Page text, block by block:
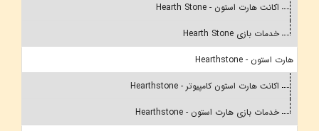
اکانت هارت استون - Hearth Stone
خدمات بازی Hearth Stone
هارت استون - Hearthstone
اکانت هارت استون کامپیوتر - Hearthstone
خدمات بازی هارت استون - Hearthstone